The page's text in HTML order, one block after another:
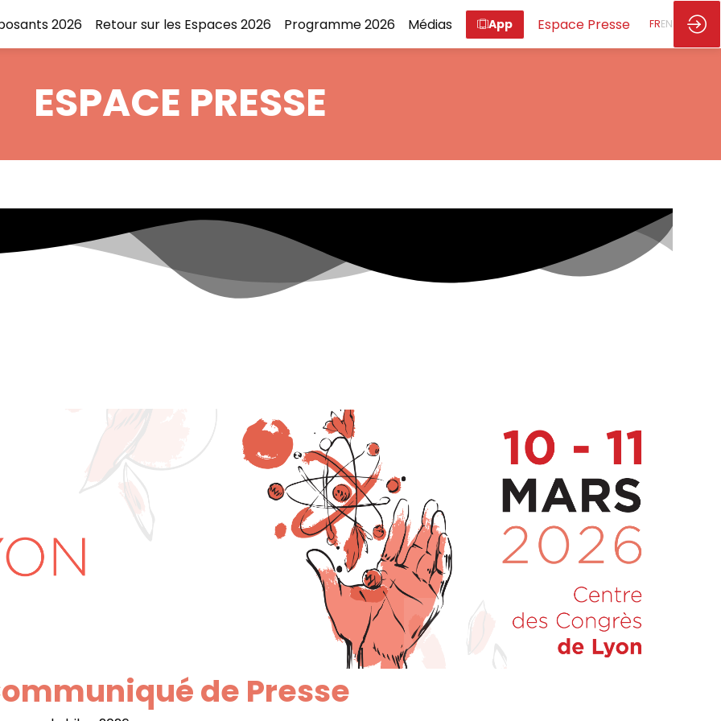
2026 Retour sur les Espaces 2026 Programme 2026 Médias App Espace Presse FREN
ESPACE PRESSE
de Presse